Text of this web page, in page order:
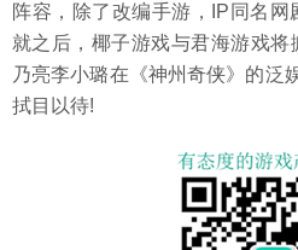
阵容，除了改编手游，IP同名
就之后，椰子游戏与君海游戏
乃亮李小璐在《神州奇侠》的泛
拭目以待!